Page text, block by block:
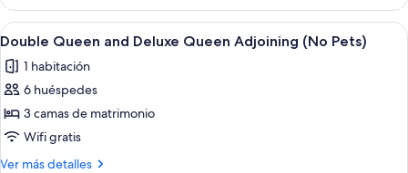
Adjoining
Room
(No
Pets)
Queen
&
Deluxe
Adjoining
Room
Pets)
Abrir
todas
las
fotos
de
Double
Queen
Habitación de hotel con dos camas,
7
Double Queen and Deluxe Queen Adjoining (No Pets)
1 habitación
6 huéspedes
3 camas de matrimonio
Wifi gratis
Ver más detalles
Más